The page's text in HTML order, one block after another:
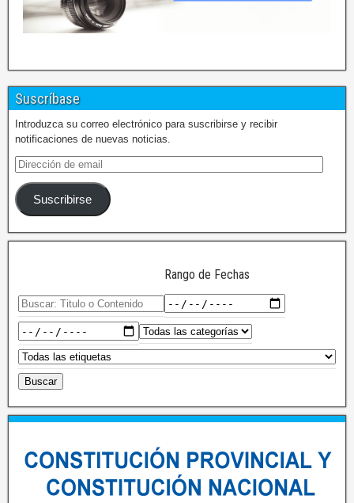
Suscríbase
Introduzca su correo electrónico para suscribirse y recibir
notificaciones de nuevas noticias.
Suscribirse
Rango de Fechas